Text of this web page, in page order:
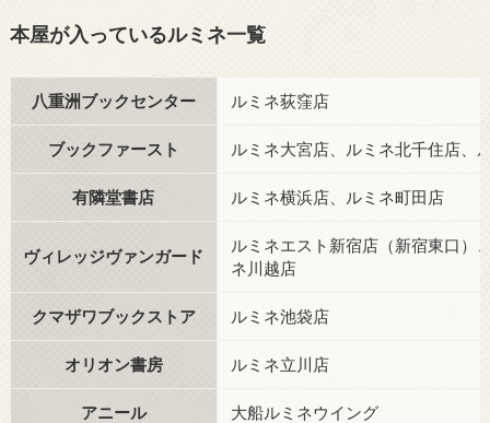
本屋が入っているルミネ一覧
八重洲ブックセンター ルミネ荻窪店
ブックファースト ルミネ大宮店、ルミネ北千住店、
有隣堂書店 ルミネ横浜店、ルミネ町田店
ヴィレッジヴァンガード
ルミネエスト新宿店（新宿東口）
ネ川越店
クマザワブックストア ルミネ池袋店
オリオン書房 ルミネ立川店
アニール 大船ルミネウイング